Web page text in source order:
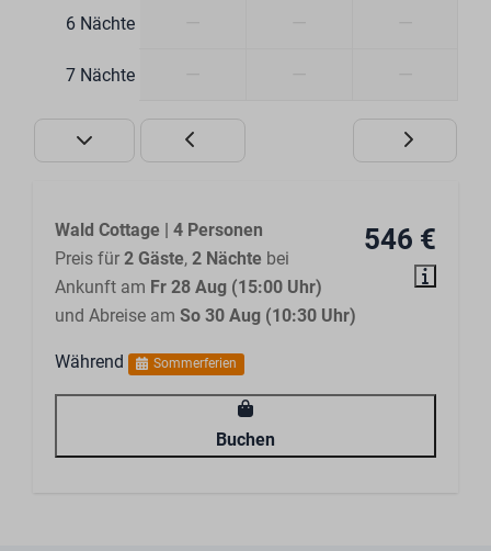
Tweepersoonsbed: 1
Stapelbed: 1
Außenbereich
Terrassenmöbel
Tuin
Sonnenbänke
6 Nächte
7 Nächte
546 €
Wald Cottage | 4 Personen
Preis für 2 Gäste, 2 Nächte bei
Ankunft am Fr 28 Aug (15:00 Uhr)
und Abreise am So 30 Aug (10:30 Uhr)
Während Sommerferien
Buchen